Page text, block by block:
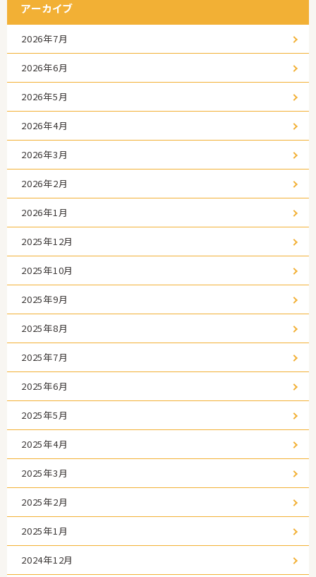
アーカイブ
2026年7月
2026年6月
2026年5月
2026年4月
2026年3月
2026年2月
2026年1月
2025年12月
2025年10月
2025年9月
2025年8月
2025年7月
2025年6月
2025年5月
2025年4月
2025年3月
2025年2月
2025年1月
2024年12月